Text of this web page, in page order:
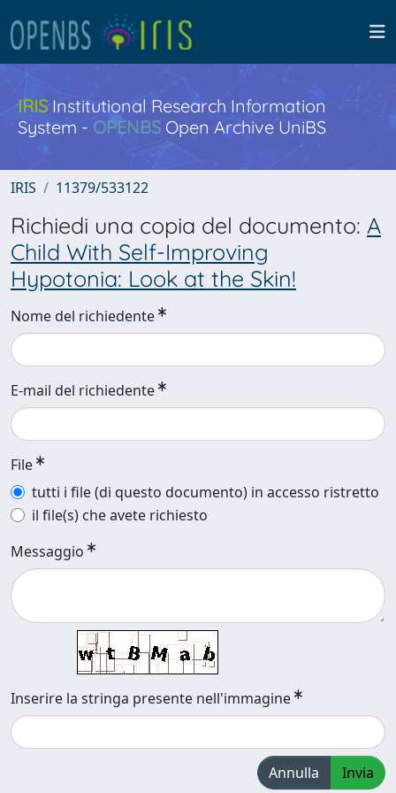
IRISInstitutional Research Information
System - OPENBS Open Archive UniBS
IRIS 11379/533122
Richiedi una copia del documento: A
Child With Self-Improving
Hypotonia: Look at the Skin!
Nome del richiedente
E-mail del richiedente
File
tutti i file (di questo documento) in accesso ristretto
il file(s) che avete richiesto
Messaggio
Inserire la stringa presente nell'immagine
Annulla Invia